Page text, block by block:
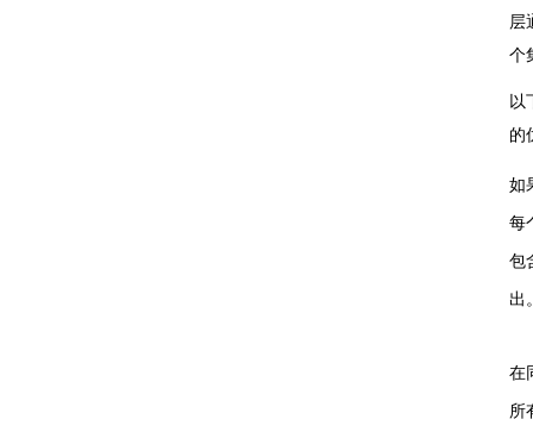
层
个
以
的
如
每
包
出
在
所